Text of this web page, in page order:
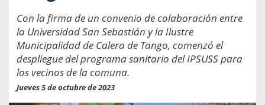
Con la firma de un convenio de colaboración entre
la Universidad San Sebastián y la Ilustre
Municipalidad de Calera de Tango, comenzó el
despliegue del programa sanitario del IPSUSS para
los vecinos de la comuna.
Jueves 5 de octubre de 2023